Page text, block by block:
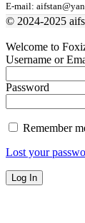
E-mail:
© 2024-2025
Welcome to
Username or
Password
Remember
Lost your